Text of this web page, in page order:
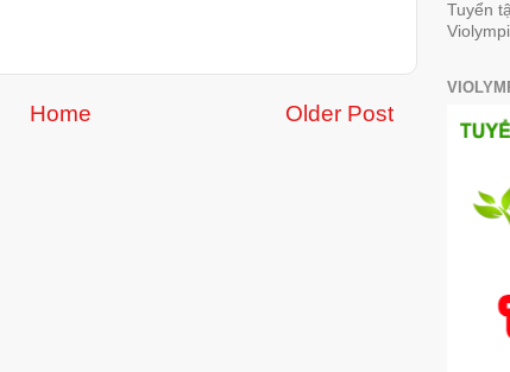
Older Post
Home
Tuyển